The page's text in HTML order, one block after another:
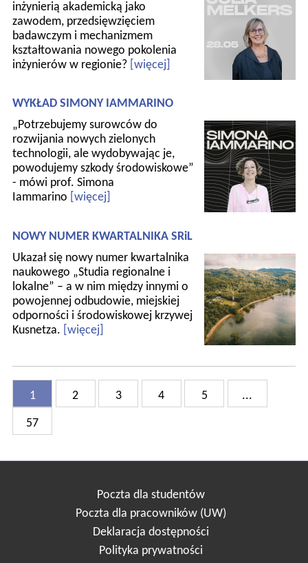
inżynierią akademicką jako
zawodem, przedsięwzięciem
badawczym i mechanizmem
kształtowania nowego pokolenia
inżynierów w regionie? [więcej]
WYKŁAD SIMONY IAMMARINO
„Potrzebujemy surowców do
rozwijania nowych zielonych
technologii, ale wydobywając je,
powodujemy szkody środowiskowe”
- mówi prof. Simona
Iammarino [więcej]
NOWY NUMER KWARTALNIKA SRiL
Ukazał się nowy numer kwartalnika
naukowego „Studia regionalne i
lokalne” – a w nim między innymi o
powojennej odbudowie, miejskiej
odporności i środowiskowej krzywej
Kusnetza. [więcej]
1 2 3 4 5 ...
57
Poczta dla studentów
Poczta dla pracowników (UW)
Deklaracja dostępności
Polityka prywatności